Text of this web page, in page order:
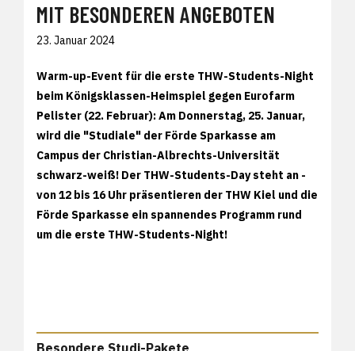
MIT BESONDEREN ANGEBOTEN
23. Januar 2024
Warm-up-Event für die erste THW-Students-Night
beim Königsklassen-Heimspiel gegen Eurofarm
Pelister (22. Februar): Am Donnerstag, 25. Januar,
wird die "Studiale" der Förde Sparkasse am
Campus der Christian-Albrechts-Universität
schwarz-weiß! Der THW-Students-Day steht an -
von 12 bis 16 Uhr präsentieren der THW Kiel und die
Förde Sparkasse ein spannendes Programm rund
um die erste THW-Students-Night!